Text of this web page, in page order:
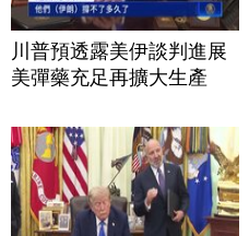
川普預透露美伊談判進展
美彈藥充足再擴大生產